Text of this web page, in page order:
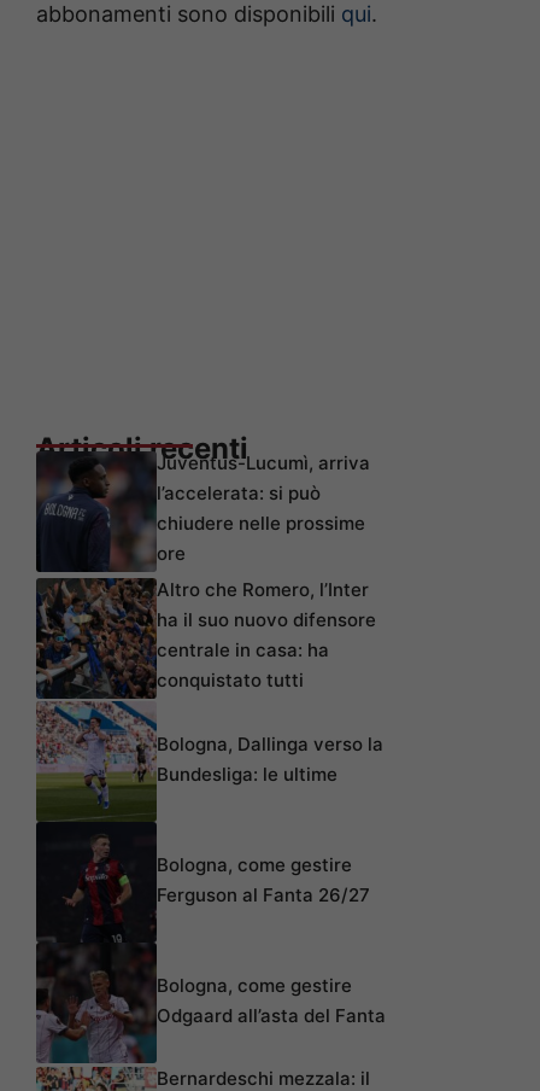
abbonamenti sono disponibili qui.
Articoli recentiJuventus-Lucumì, arriva
l’accelerata: si può
chiudere nelle prossime
ore
Altro che Romero, l’Inter
ha il suo nuovo difensore
centrale in casa: ha
conquistato tutti
Bologna, Dallinga verso la
Bundesliga: le ultime
Bologna, come gestire
Ferguson al Fanta 26/27
Bologna, come gestire
Odgaard all’asta del Fanta
Bernardeschi mezzala: il